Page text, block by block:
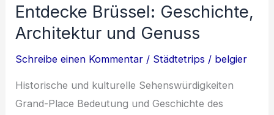
Kunst
und
Entdecke Brüssel: Geschichte,
Architektur und Genuss
Schreibe einen Kommentar / Städtetrips / belgier
Historische und kulturelle Sehenswürdigkeiten
Grand-Place Bedeutung und Geschichte des